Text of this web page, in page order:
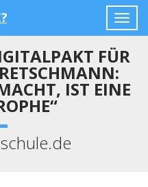
FÜR
IST EINE